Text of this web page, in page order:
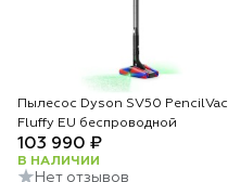
Пылесос Dyson SV50 PencilVac
Fluffy EU беспроводной
103 990 ₽
В НАЛИЧИИ
Нет отзывов